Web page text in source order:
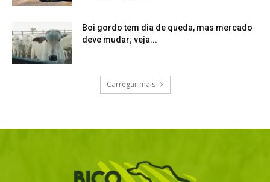
Boi gordo tem dia de queda, mas mercado
deve mudar; veja...
Carregar mais